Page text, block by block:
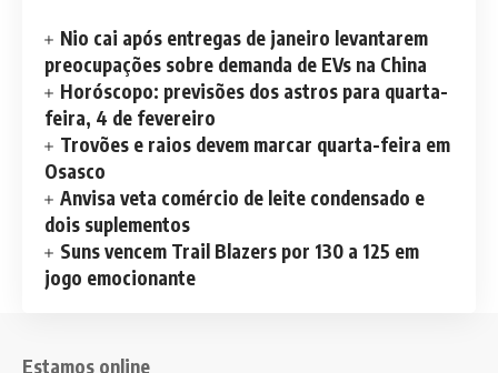
Nio cai após entregas de janeiro levantarem
preocupações sobre demanda de EVs na China
Horóscopo: previsões dos astros para quarta-
feira, 4 de fevereiro
Trovões e raios devem marcar quarta-feira em
Osasco
Anvisa veta comércio de leite condensado e
dois suplementos
Suns vencem Trail Blazers por 130 a 125 em
jogo emocionante
Estamos online